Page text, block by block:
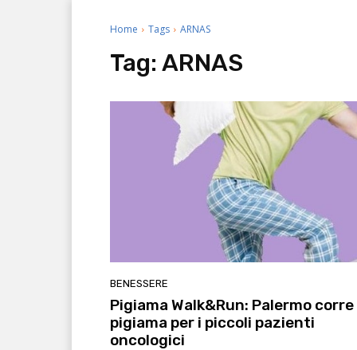
Home Tags ARNAS
Tag: ARNAS
BENESSERE
Pigiama Walk&Run: Palermo
pigiama per i piccoli pazienti
oncologici